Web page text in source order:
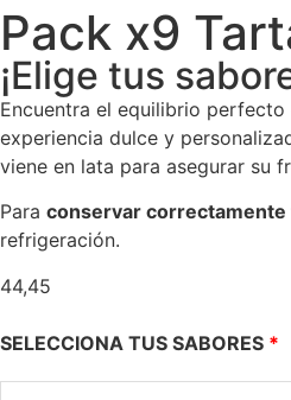
Pack x9
¡Elige tus
Encuentra el equilibrio
experiencia dulce y
viene en lata para asegurar su
Para conservar correctamente
refrigeración.
44,45
SELECCIONA TUS SABORES